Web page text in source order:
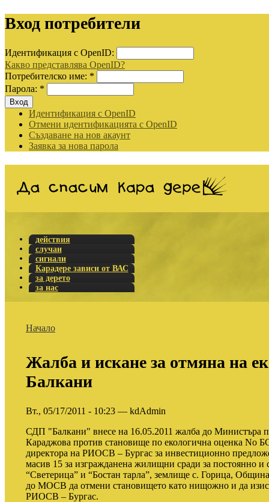
Вход потребители
Идентификация с OpenID:
Какво представлява OpenID?
Потребителско име: *
Парола: *
Идентификация с OpenID
Отмени идентификацията с OpenID
Създаване на нов акаунт
Заявка за нова парола
действия
случаи
сигнали
Карадере зависи от ВАС
за дерето
за нас
Начало
Жалба и искане за отмяна на
Балкани
Вт., 05/17/2011 - 10:23 — kdAdmin
СДП "Балкани" внесе на 16.05.2011 жалба до Министъра
Караджова против становище по екологична оценка No
директора на РИОСВ – Бургас за инвестиционно
масив 15 за изгражданена жилищни сради за постоянно и
“Светерица” и “Бостан тарла”, землище с. Горица,
до МОСВ да отмени становището като нищожно и да
РИОСВ – Бургас.